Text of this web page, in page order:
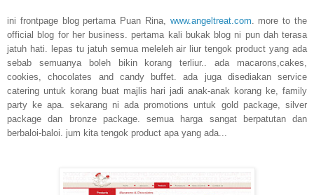
ini frontpage blog pertama Puan Rina, www.angeltreat.com. more to the
official blog for her business. pertama kali bukak blog ni pun dah terasa
jatuh hati. lepas tu jatuh semua meleleh air liur tengok product yang ada
sebab semuanya boleh bikin korang terliur.. ada macarons,cakes,
cookies, chocolates and candy buffet. ada juga disediakan service
catering untuk korang buat majlis hari jadi anak-anak korang ke, family
party ke apa. sekarang ni ada promotions untuk gold package, silver
package dan bronze package. semua harga sangat berpatutan dan
berbaloi-baloi. jum kita tengok product apa yang ada...